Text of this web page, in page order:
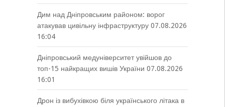
Дим над Дніпровським районом: ворог
атакував цивільну інфраструктуру 07.08.2026
16:04
Дніпровський медуніверситет увійшов до
топ-15 найкращих вишів України 07.08.2026
16:01
Дрон із вибухівкою біля українського літака в